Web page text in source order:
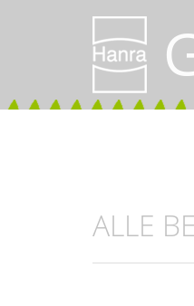
ALLE